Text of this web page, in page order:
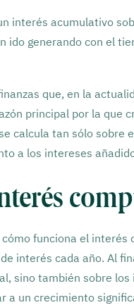
interés acumulativo
ido generando con el
que, en la
principal por la que
calcula tan sólo
a los intereses
funciona el
interés cada año. Al
sino también sobre
a un crecimiento